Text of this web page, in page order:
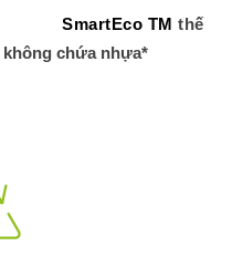
SmartEco TM thế
không chứa nhựa*